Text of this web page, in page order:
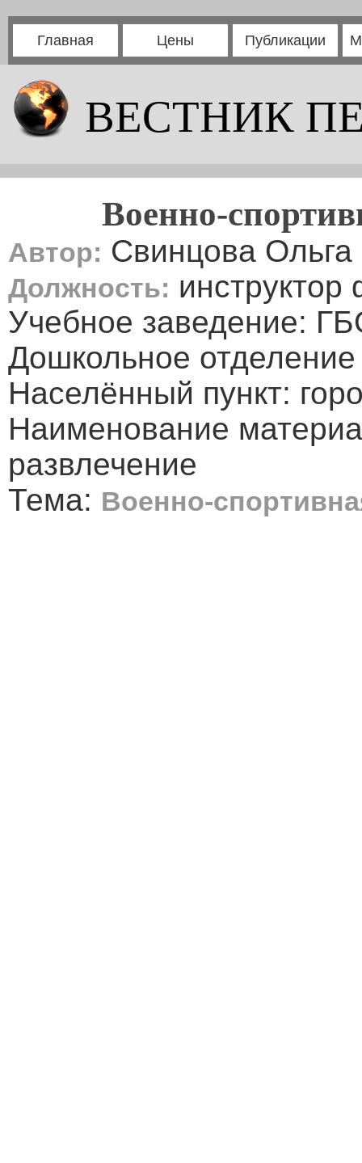
Главная Цены Публикации
ВЕСТНИК
Военно-
Автор: Свинцова
Должность: инструктор
Учебное заведение:
Дошкольное
Населённый пункт:
Наименование
развлечение
Тема: Военно-